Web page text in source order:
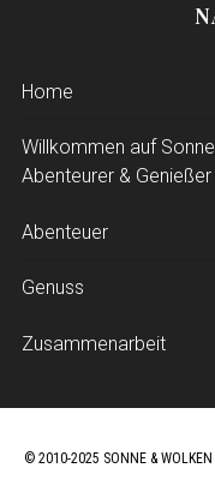
Home
Willkommen auf
Abenteurer & Genießer
Abenteuer
Genuss
Zusammenarbeit
© 2010-2025 SONNE &